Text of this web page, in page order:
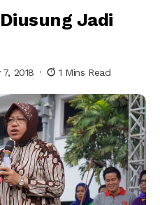
Jadi
7, 2018 1 Mins Read